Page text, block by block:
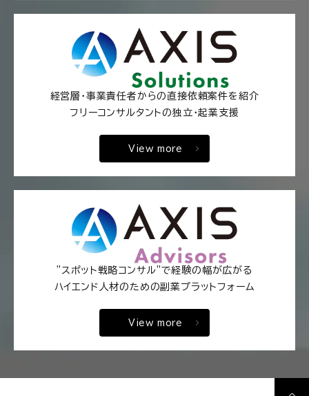
経営層・事業責任者からの直接依頼案件を紹介
フリーコンサルタントの独立・起業支援
View more
"スポット戦略コンサル"で経験の幅が広がる
ハイエンド人材のための副業プラットフォーム
View more